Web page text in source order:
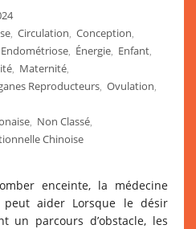
Circulation Conception
Endométriose Énergie Enfant
Maternité
Reproducteurs Ovulation
Non Classé
Chinoise
enceinte, la médecine
peut aider Lorsque le désir
un parcours d’obstacle, les